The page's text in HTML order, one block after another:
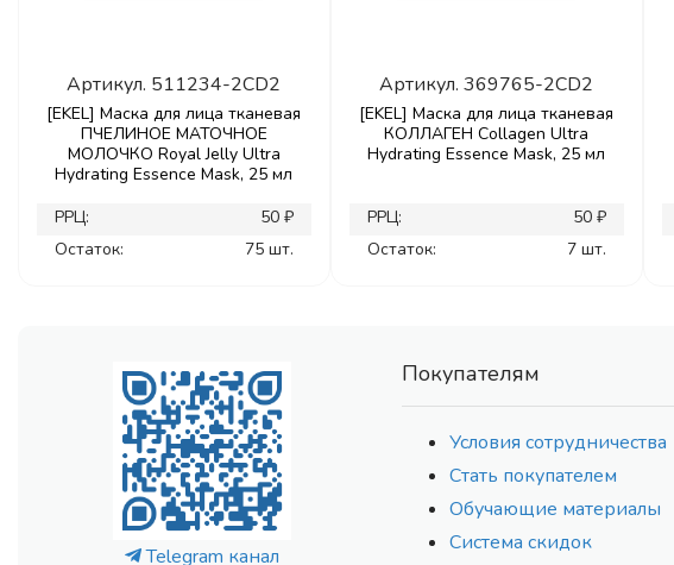
Артикул. 511234-2CD2
[EKEL] Маска для лица тканевая
ПЧЕЛИНОЕ МАТОЧНОЕ
МОЛОЧКО Royal Jelly Ultra
Hydrating Essence Mask, 25 мл
РРЦ:
50 ₽
Остаток:
75 шт.
Артикул.369765-2CD2
[EKEL] Маска для лица тканевая
КОЛЛАГЕН Collagen Ultra
Hydrating Essence Mask, 25 мл
РРЦ:
50 ₽
Остаток:
7 шт.
Telegram канал
Покупателям
Условия сотрудничества
Стать покупателем
Обучающие материалы
Система скидок